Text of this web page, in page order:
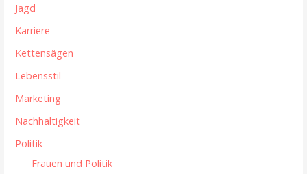
Jagd
Karriere
Kettensägen
Lebensstil
Marketing
Nachhaltigkeit
Politik
Frauen und Politik